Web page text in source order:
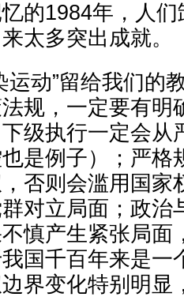
的1984年，人
太多突出成就。
动”留给我们的
规，一定要有明
级执行一定会从
也是例子）；严
否则会滥用国家
对立局面；政治
慎产生紧张局面
国千百年来是一
界变化特别明显